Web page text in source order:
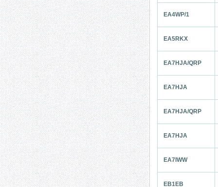
EA4WP/1
EA5RKX
EA7HJA/QRP
EA7HJA
EA7HJA/QRP
EA7HJA
EA7IWW
EB1EB